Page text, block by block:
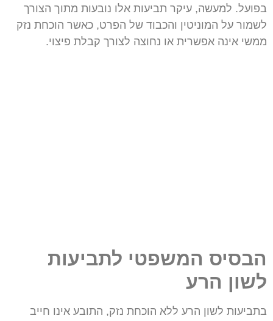
בפועל. למעשה, עיקר תביעות אלו נובעות מתוך הצורך
לשמור על המוניטין והכבוד של הפרט, כאשר הוכחת נזק
ממשי אינה אפשרית או נחוצה לצורך קבלת פיצוי.
הבסיס המשפטי לתביעות
לשון הרע
בתביעות לשון הרע ללא הוכחת נזק, התובע אינו חייב